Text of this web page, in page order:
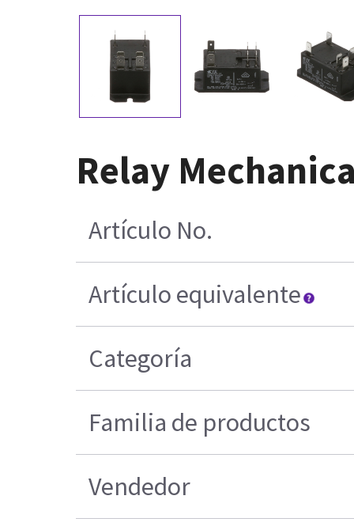
Relay
Artículo No.
Artículo equivalente
Categoría
Familia de productos
Vendedor